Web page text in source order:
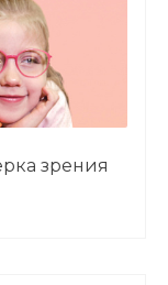
зрения